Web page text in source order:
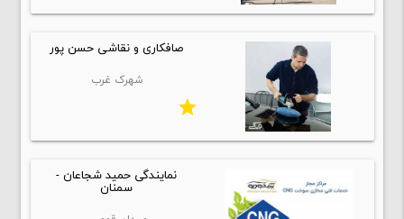
صافکاری و نقاشی حسن پور
شهرک غرب
star
نمایندگی حمید شجاعان -
سمنان